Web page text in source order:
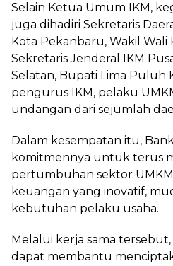
Selain Ketua Umum IKM,
juga dihadiri Sekretaris
Kota Pekanbaru, Wakil Wali
Sekretaris Jenderal IKM
Selatan, Bupati Lima Puluh
pengurus IKM, pelaku
undangan dari sejumlah
Dalam kesempatan itu,
komitmennya untuk terus
pertumbuhan sektor
keuangan yang inovatif,
kebutuhan pelaku usaha.
Melalui kerja sama
dapat membantu